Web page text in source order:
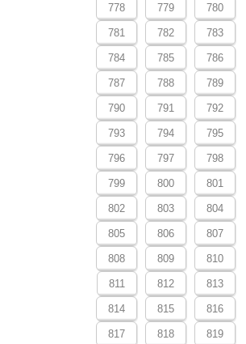
778 779 780
781 782 783
784 785 786
787 788 789
790 791 792
793 794 795
796 797 798
799 800 801
802 803 804
805 806 807
808 809 810
811 812 813
814 815 816
817 818 819